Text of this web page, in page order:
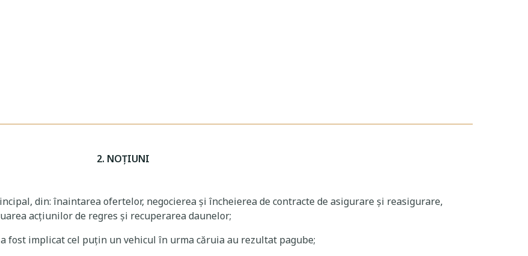
2. NOŢIUNI
din: înaintarea ofertelor, negocierea și încheierea de contracte de asigurare şi reasigurare,
acțiunilor de regres și recuperarea daunelor;
fost implicat cel puțin un vehicul în urma căruia au rezultat pagube;